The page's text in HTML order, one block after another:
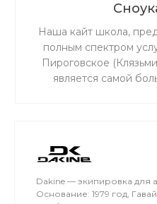
Наша кайт школа,
полным спектром
Пироговское
является самой
Dakine — экипировка для
Основание: 1979 год,